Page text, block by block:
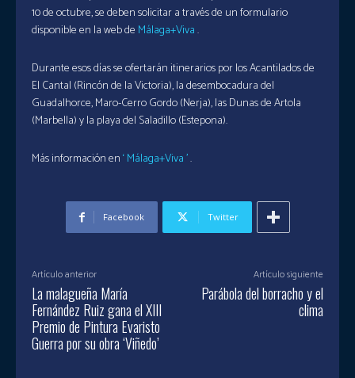
10 de octubre, se deben solicitar a través de un formulario
disponible en la web de Málaga+Viva.
Durante esos días se ofertarán itinerarios por los Acantilados de
El Cantal (Rincón de la Victoria), la desembocadura del
Guadalhorce, Maro-Cerro Gordo (Nerja), las Dunas de Artola
(Marbella) y la playa del Saladillo (Estepona).
Más información en‘Málaga+Viva’.
Facebook Twitter
Artículo anterior
La malagueña María
Fernández Ruiz gana el XIII
Premio de Pintura Evaristo
Guerra por su obra ‘Viñedo’
Artículo siguiente
Parábola del borracho y el
clima